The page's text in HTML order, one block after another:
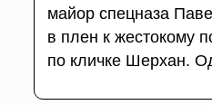
майор спецназа
в плен к жестокому
по кличке Шерхан.